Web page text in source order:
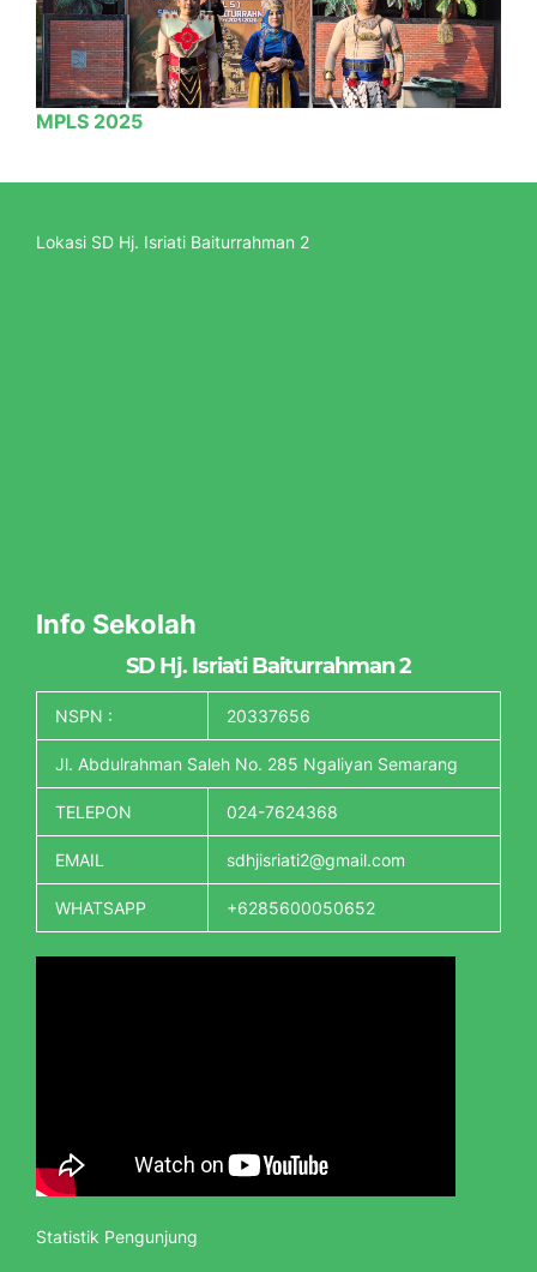
MPLS 2025
Lokasi SD Hj. Isriati Baiturrahman 2
Info Sekolah
SD Hj. Isriati Baiturrahman 2
NSPN : 20337656
Jl. Abdulrahman Saleh No. 285 Ngaliyan Semarang
TELEPON 024-7624368
EMAIL sdhjisriati2@gmail.com
WHATSAPP +6285600050652
Statistik Pengunjung